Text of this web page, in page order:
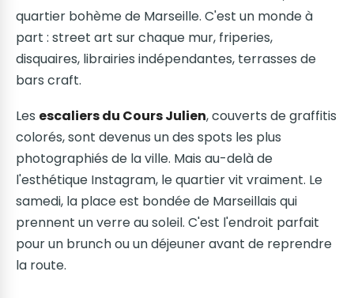
quartier bohème de Marseille. C'est un monde à
part : street art sur chaque mur, friperies,
disquaires, librairies indépendantes, terrasses de
bars craft.
Les escaliers du Cours Julien, couverts de graffitis
colorés, sont devenus un des spots les plus
photographiés de la ville. Mais au-delà de
l'esthétique Instagram, le quartier vit vraiment. Le
samedi, la place est bondée de Marseillais qui
prennent un verre au soleil. C'est l'endroit parfait
pour un brunch ou un déjeuner avant de reprendre
la route.